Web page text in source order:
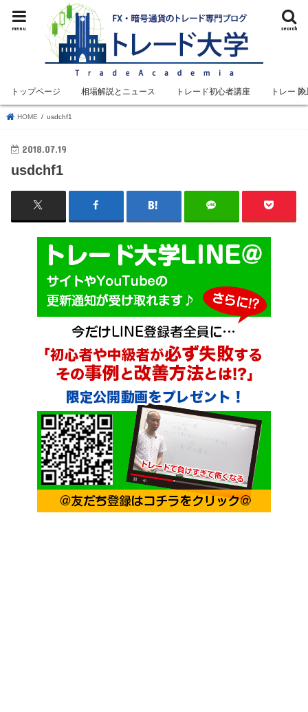
search
menu
トップページ 相場解説とニュース トレード初心者講座 トレード
HOME usdchf1
2018.07.19
usdchf1